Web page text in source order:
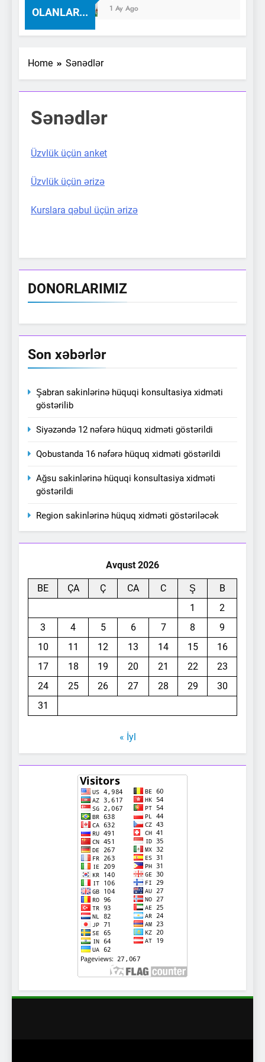
OLANLAR...
1 Ay Ago
Home Sənədlər
Sənədlər
Üzvlük üçün anket
Üzvlük üçün ərizə
Kurslara qəbul üçün ərizə
DONORLARIMIZ
Son xəbərlər
Şabran sakinlərinə hüquqi konsultasiya xidməti
göstərilib
Siyəzəndə 12 nəfərə hüquq xidməti göstərildi
Qobustanda 16 nəfərə hüquq xidməti göstərildi
Ağsu sakinlərinə hüquqi konsultasiya xidməti
göstərildi
Region sakinlərinə hüquq xidməti göstəriləcək
Avqust 2026
BE ÇA Ç CA C Ş
B
1
2
3
4 5 6 7 8
9
10
11 12 13 14 15
16
17
18 19 20 21 22
23
24
25 26 27 28 29
30
31
« İyl